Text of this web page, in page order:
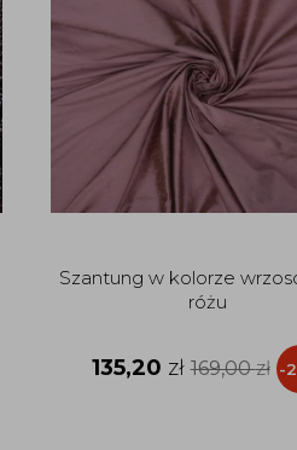
Szantung w kolorze
różu
135,20 zł 169,00zł -